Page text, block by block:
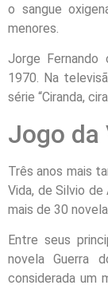
o sangue
menores.
Jorge
1970. Na
série “Ciranda,
Jogo da
Três anos mais
Vida, de Silvio de
mais de 30
Entre seus
novela Guerra
considerada um